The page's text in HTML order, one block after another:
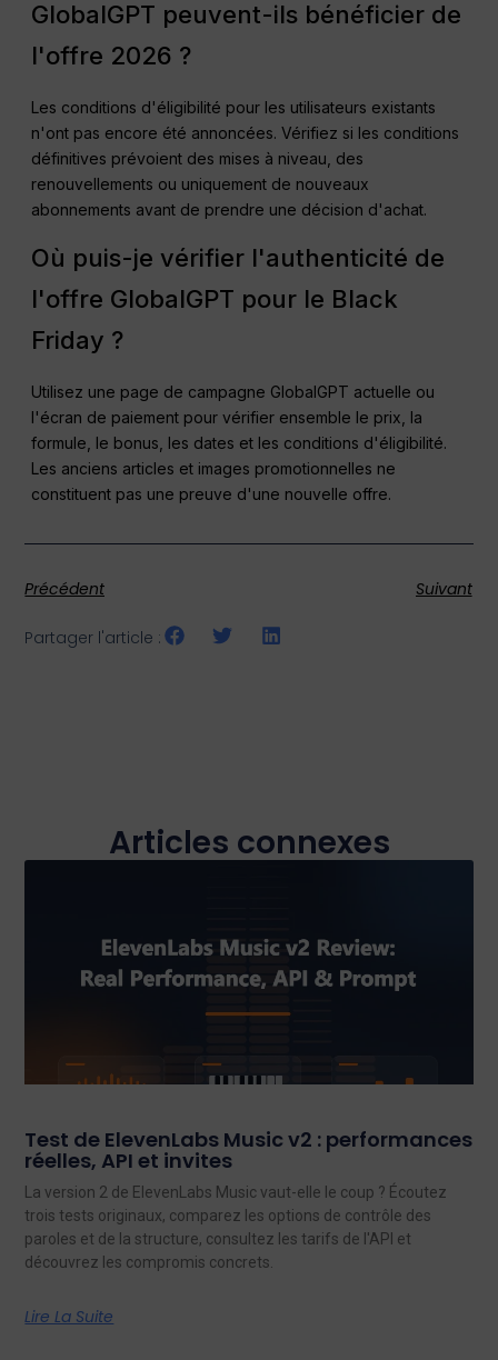
GlobalGPT peuvent-ils bénéficier de
l'offre 2026 ?
Les conditions d'éligibilité pour les utilisateurs existants
n'ont pas encore été annoncées. Vérifiez si les conditions
définitives prévoient des mises à niveau, des
renouvellements ou uniquement de nouveaux
abonnements avant de prendre une décision d'achat.
Où puis-je vérifier l'authenticité de
l'offre GlobalGPT pour le Black
Friday ?
Utilisez une page de campagne GlobalGPT actuelle ou
l'écran de paiement pour vérifier ensemble le prix, la
formule, le bonus, les dates et les conditions d'éligibilité.
Les anciens articles et images promotionnelles ne
constituent pas une preuve d'une nouvelle offre.
Précédent Suivant
Partager l'article :
Articles connexes
Test de ElevenLabs Music v2 : performances
réelles, API et invites
La version 2 de ElevenLabs Music vaut-elle le coup ? Écoutez
trois tests originaux, comparez les options de contrôle des
paroles et de la structure, consultez les tarifs de l'API et
découvrez les compromis concrets.
Lire La Suite